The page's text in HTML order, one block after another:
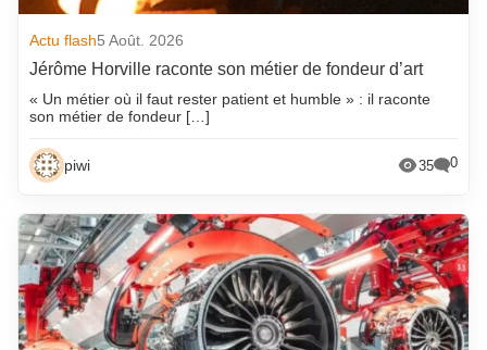
Actu flash5 Août. 2026
Jérôme Horville raconte son métier de fondeur d’art
« Un métier où il faut rester patient et humble » : il raconte
son métier de fondeur […]
piwi 35 0